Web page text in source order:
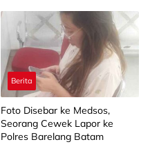
Berita
Foto Disebar ke Medsos,
Seorang Cewek Lapor ke
Polres Barelang Batam